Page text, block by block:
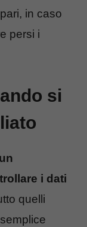
in caso
persi i
si
i dati
quelli